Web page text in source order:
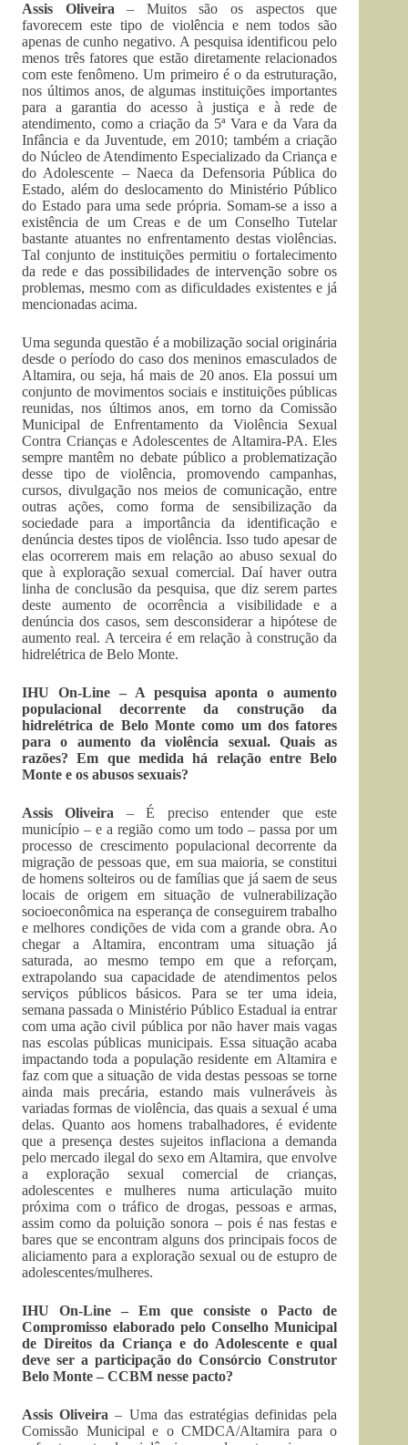
Assis Oliveira – Muitos são os aspectos que
favorecem este tipo de violência e nem todos são
apenas de cunho negativo. A pesquisa identificou pelo
menos três fatores que estão diretamente relacionados
com este fenômeno. Um primeiro é o da estruturação,
nos últimos anos, de algumas instituições importantes
para a garantia do acesso à justiça e à rede de
atendimento, como a criação da 5ª Vara e da Vara da
Infância e da Juventude, em 2010; também a criação
do Núcleo de Atendimento Especializado da Criança e
do Adolescente – Naeca da Defensoria Pública do
Estado, além do deslocamento do Ministério Público
do Estado para uma sede própria. Somam-se a isso a
existência de um Creas e de um Conselho Tutelar
bastante atuantes no enfrentamento destas violências.
Tal conjunto de instituições permitiu o fortalecimento
da rede e das possibilidades de intervenção sobre os
problemas, mesmo com as dificuldades existentes e já
mencionadas acima.
Uma segunda questão é a mobilização social originária
desde o período do caso dos meninos emasculados de
Altamira, ou seja, há mais de 20 anos. Ela possui um
conjunto de movimentos sociais e instituições públicas
reunidas, nos últimos anos, em torno da Comissão
Municipal de Enfrentamento da Violência Sexual
Contra Crianças e Adolescentes de Altamira-PA. Eles
sempre mantêm no debate público a problematização
desse tipo de violência, promovendo campanhas,
cursos, divulgação nos meios de comunicação, entre
outras ações, como forma de sensibilização da
sociedade para a importância da identificação e
denúncia destes tipos de violência. Isso tudo apesar de
elas ocorrerem mais em relação ao abuso sexual do
que à exploração sexual comercial. Daí haver outra
linha de conclusão da pesquisa, que diz serem partes
deste aumento de ocorrência a visibilidade e a
denúncia dos casos, sem desconsiderar a hipótese de
aumento real. A terceira é em relação à construção da
hidrelétrica de Belo Monte.
IHU On-Line – A pesquisa aponta o aumento
populacional decorrente da construção da
hidrelétrica de Belo Monte como um dos fatores
para o aumento da violência sexual. Quais as
razões? Em que medida há relação entre Belo
Monte e os abusos sexuais?
Assis Oliveira – É preciso entender que este
município – e a região como um todo – passa por um
processo de crescimento populacional decorrente da
migração de pessoas que, em sua maioria, se constitui
de homens solteiros ou de famílias que já saem de seus
locais de origem em situação de vulnerabilização
socioeconômica na esperança de conseguirem trabalho
e melhores condições de vida com a grande obra. Ao
chegar a Altamira, encontram uma situação já
saturada, ao mesmo tempo em que a reforçam,
extrapolando sua capacidade de atendimentos pelos
serviços públicos básicos. Para se ter uma ideia,
semana passada o Ministério Público Estadual ia entrar
com uma ação civil pública por não haver mais vagas
nas escolas públicas municipais. Essa situação acaba
impactando toda a população residente em Altamira e
faz com que a situação de vida destas pessoas se torne
ainda mais precária, estando mais vulneráveis às
variadas formas de violência, das quais a sexual é uma
delas. Quanto aos homens trabalhadores, é evidente
que a presença destes sujeitos inflaciona a demanda
pelo mercado ilegal do sexo em Altamira, que envolve
a exploração sexual comercial de crianças,
adolescentes e mulheres numa articulação muito
próxima com o tráfico de drogas, pessoas e armas,
assim como da poluição sonora – pois é nas festas e
bares que se encontram alguns dos principais focos de
aliciamento para a exploração sexual ou de estupro de
adolescentes/mulheres.
IHU On-Line – Em que consiste o Pacto de
Compromisso elaborado pelo Conselho Municipal
de Direitos da Criança e do Adolescente e qual
deve ser a participação do Consórcio Construtor
Belo Monte – CCBM nesse pacto?
Assis Oliveira – Uma das estratégias definidas pela
Comissão Municipal e o CMDCA/Altamira para o